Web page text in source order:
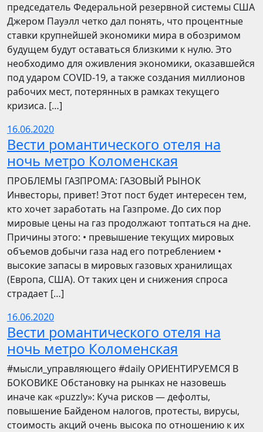
председатель Федеральной резервной системы США
Джером Пауэлл четко дал понять, что процентные
ставки крупнейшей экономики мира в обозримом
будущем будут оставаться близкими к нулю. Это
необходимо для оживления экономики, оказавшейся
под ударом COVID-19, а также создания миллионов
рабочих мест, потерянных в рамках текущего
кризиса. […]
16.06.2020
Вести романтического отеля на
ночь метро Коломенская
ПРОБЛЕМЫ ГАЗПРОМА: ГАЗОВЫЙ РЫНОК
Инвесторы, привет! Этот пост будет интересен тем,
кто хочет заработать на Газпроме. До сих пор
мировые цены на газ продолжают топтаться на дне.
Причины этого: • превышение текущих мировых
объемов добычи газа над его потреблением •
высокие запасы в мировых газовых хранилищах
(Европа, США). От таких цен и снижения спроса
страдает […]
16.06.2020
Вести романтического отеля на
ночь метро Коломенская
​​#мысли_управляющего #daily ОРИЕНТИРУЕМСЯ В
БОКОВИКЕ Обстановку на рынках не назовешь
иначе как «puzzly»: Куча рисков — дефолты,
повышение Байденом налогов, протесты, вирусы,
стоимость акций очень высока по отношению к их